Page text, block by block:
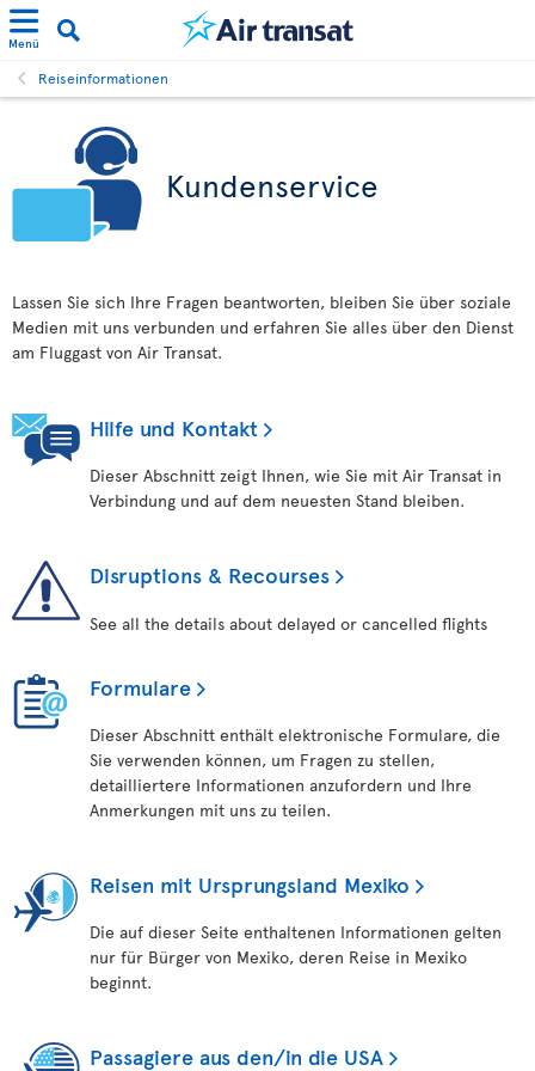
Menü
Reiseinformationen
Kundenservice
Lassen Sie sich Ihre Fragen beantworten, bleiben Sie über soziale
Medien mit uns verbunden und erfahren Sie alles über den Dienst
am Fluggast von Air Transat.
Hilfe und Kontakt
Dieser Abschnitt zeigt Ihnen, wie Sie mit Air Transat in
Verbindung und auf dem neuesten Stand bleiben.
Disruptions & Recourses
See all the details about delayed or cancelled flights
Formulare
Dieser Abschnitt enthält elektronische Formulare, die
Sie verwenden können, um Fragen zu stellen,
detailliertere Informationen anzufordern und Ihre
Anmerkungen mit uns zu teilen.
Reisen mit Ursprungsland Mexiko
Die auf dieser Seite enthaltenen Informationen gelten
nur für Bürger von Mexiko, deren Reise in Mexiko
beginnt.
Passagiere aus den/in die USA